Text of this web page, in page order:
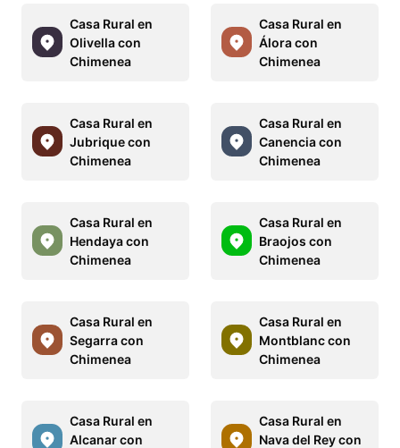
Casa Rural en
Olivella con
Chimenea
Casa Rural en
Álora con
Chimenea
Casa Rural en
Jubrique con
Chimenea
Casa Rural en
Canencia con
Chimenea
Casa Rural en
Hendaya con
Chimenea
Casa Rural en
Braojos con
Chimenea
Casa Rural en
Segarra con
Chimenea
Casa Rural en
Montblanc con
Chimenea
Casa Rural en
Alcanar con
Casa Rural en
Nava del Rey con